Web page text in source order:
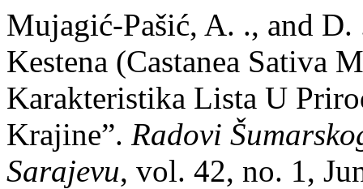
Mujagić-Pašić, A. ., and
Kestena (Castanea Sativa
Karakteristika Lista U
Krajine”. Radovi
Sarajevu, vol. 42, no. 1,